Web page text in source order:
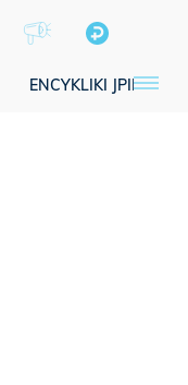
ENCYKLIKI JPII